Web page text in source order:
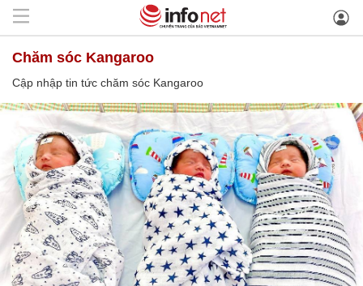
chăm sóc Kangaroo
Cập nhập tin tức chăm sóc Kangaroo